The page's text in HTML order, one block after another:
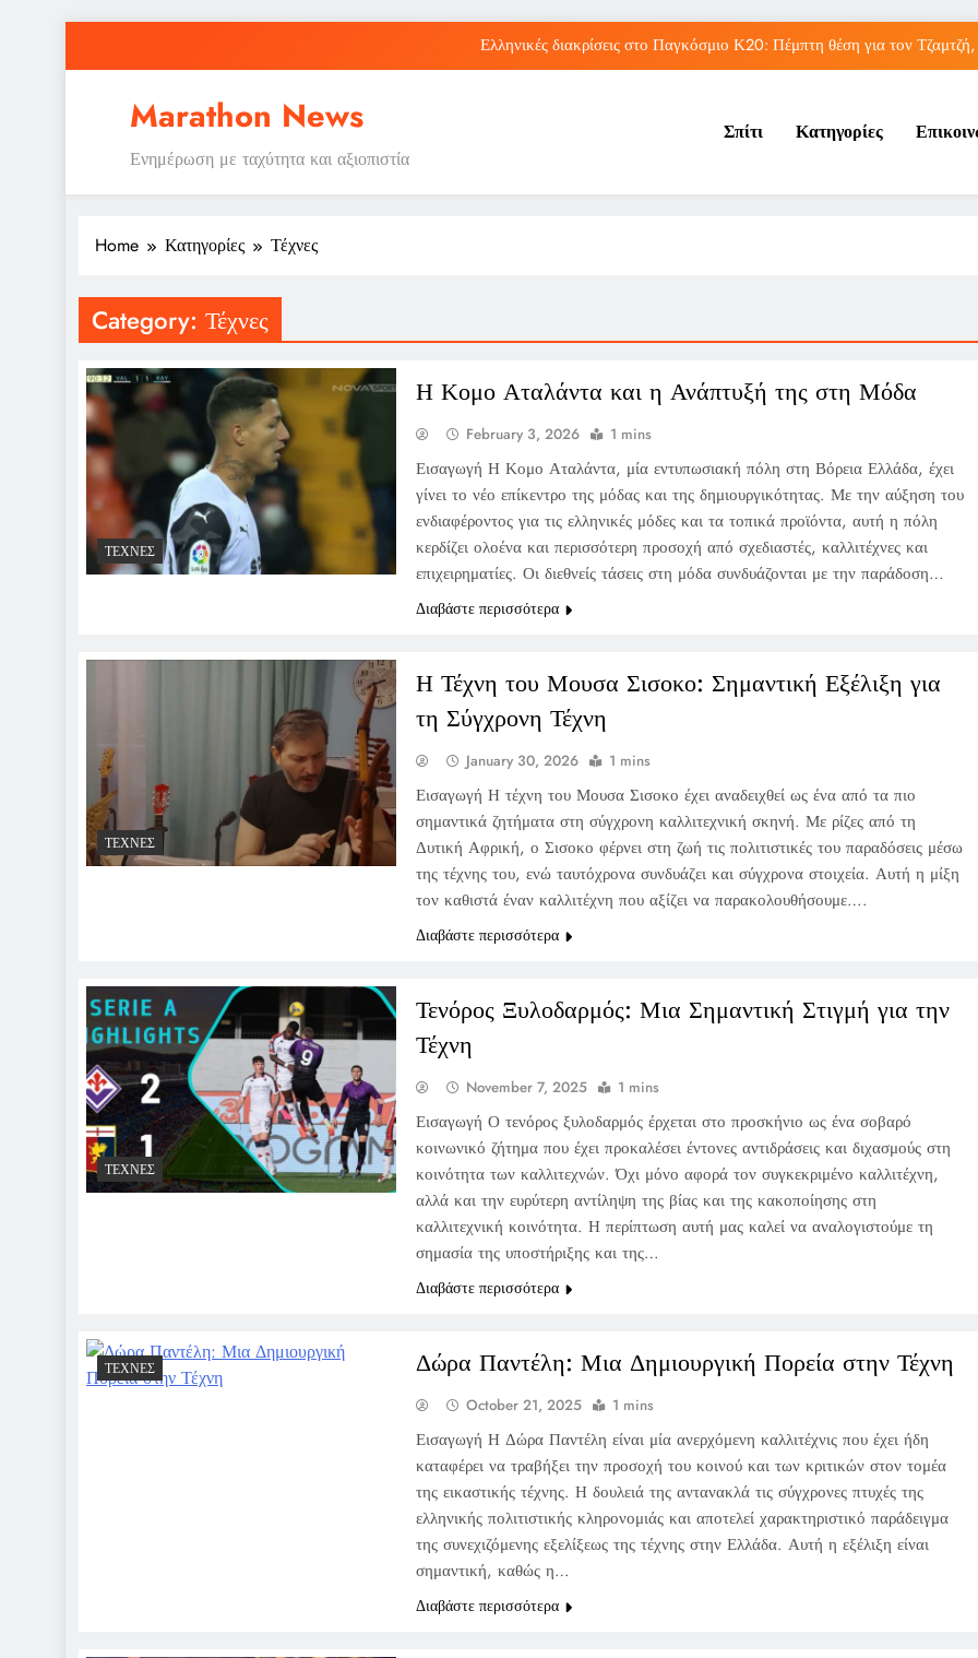
Ελληνικές διακρίσεις στο Παγκόσμιο Κ20: Πέμπτη θέση για τον
Η UEFA πλήρωσε εξαψήφιο ποσό σε γυναίκα που φέρεται να
Ελληνικές διακρίσεις στο Παγκόσμιο Κ20: Πέμπτη θέση για τον
Τορόντο: Αποκλεισμός για τη Σάκκαρη
Marathon News
Ενημέρωση με ταχύτητα και αξιοπιστία
Σπίτι Κατηγορίες
Home Κατηγορίες Τέχνες
Category: Τέχνες
ΤΈΧΝΕΣ
Η Κομο Αταλάντα και η Ανάπτυξή της στη Μόδα
February 3, 2026 1 mins
Εισαγωγή Η Κομο Αταλάντα, μία εντυπωσιακή πόλη στη Βόρεια Ελλάδα, έχει
γίνει το νέο επίκεντρο της μόδας και της δημιουργικότητας. Με την αύξηση του
ενδιαφέροντος για τις ελληνικές μόδες και τα τοπικά προϊόντα, αυτή η πόλη
κερδίζει ολοένα και περισσότερη προσοχή από σχεδιαστές, καλλιτέχνες και
επιχειρηματίες. Οι διεθνείς τάσεις στη μόδα συνδυάζονται με την παράδοση…
Διαβάστε περισσότερα
ΤΈΧΝΕΣ
Η Τέχνη του Μουσα Σισοκο: Σημαντική Εξέλιξη για
τη Σύγχρονη Τέχνη
January 30, 2026 1 mins
Εισαγωγή Η τέχνη του Μουσα Σισοκο έχει αναδειχθεί ως ένα από τα πιο
σημαντικά ζητήματα στη σύγχρονη καλλιτεχνική σκηνή. Με ρίζες από τη
Δυτική Αφρική, ο Σισοκο φέρνει στη ζωή τις πολιτιστικές του παραδόσεις μέσω
της τέχνης του, ενώ ταυτόχρονα συνδυάζει και σύγχρονα στοιχεία. Αυτή η μίξη
τον καθιστά έναν καλλιτέχνη που αξίζει να παρακολουθήσουμε….
Διαβάστε περισσότερα
ΤΈΧΝΕΣ
Τενόρος Ξυλοδαρμός: Μια Σημαντική Στιγμή για την
Τέχνη
November 7, 2025 1 mins
Εισαγωγή Ο τενόρος ξυλοδαρμός έρχεται στο προσκήνιο ως ένα σοβαρό
κοινωνικό ζήτημα που έχει προκαλέσει έντονες αντιδράσεις και διχασμούς στη
κοινότητα των καλλιτεχνών. Όχι μόνο αφορά τον συγκεκριμένο καλλιτέχνη,
αλλά και την ευρύτερη αντίληψη της βίας και της κακοποίησης στη
καλλιτεχνική κοινότητα. Η περίπτωση αυτή μας καλεί να αναλογιστούμε τη
σημασία της υποστήριξης και της…
Διαβάστε περισσότερα
ΤΈΧΝΕΣ Δώρα Παντέλη: Μια Δημιουργική Πορεία στην Τέχνη
October 21, 2025 1 mins
Εισαγωγή Η Δώρα Παντέλη είναι μία ανερχόμενη καλλιτέχνις που έχει ήδη
καταφέρει να τραβήξει την προσοχή του κοινού και των κριτικών στον τομέα
της εικαστικής τέχνης. Η δουλειά της αντανακλά τις σύγχρονες πτυχές της
ελληνικής πολιτιστικής κληρονομιάς και αποτελεί χαρακτηριστικό παράδειγμα
της συνεχιζόμενης εξελίξεως της τέχνης στην Ελλάδα. Αυτή η εξέλιξη είναι
σημαντική, καθώς η…
Διαβάστε περισσότερα